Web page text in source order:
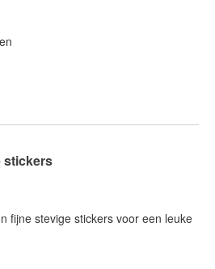
stickers
fijne stevige stickers voor een leuke